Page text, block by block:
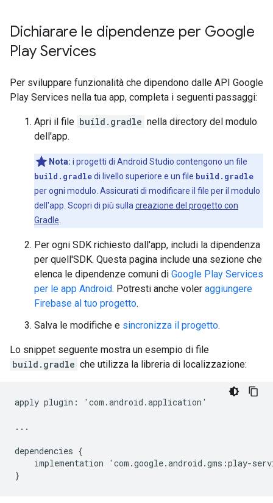
Dichiarare le dipendenze per Google
Play Services
Per sviluppare funzionalità che dipendono dalle API Google
Play Services nella tua app, completa i seguenti passaggi:
Apri il file build.gradle nella directory del modulo
dell'app.
Nota: i progetti di Android Studio contengono un file
build.gradledi livello superiore e un file build.gradle
per ogni modulo. Assicurati di modificare il file per il modulo
dell'app. Scopri di più sulla creazione del progetto con
Gradle
Per ogni SDK richiesto dall'app, includi la dipendenza
per quell'SDK. Questa pagina include una sezione che
elenca le dipendenze comuni di Google Play Services
per le app Android. Potresti anche voler aggiungere
Firebase al tuo progetto.
Salva le modifiche e sincronizza il progetto.
Lo snippet seguente mostra un esempio di file
build.gradle che utilizza la libreria di localizzazione:
apply plugin : ' com .android .application '
...
dependencies {
implementation
' com .google.android .gms :play-
}